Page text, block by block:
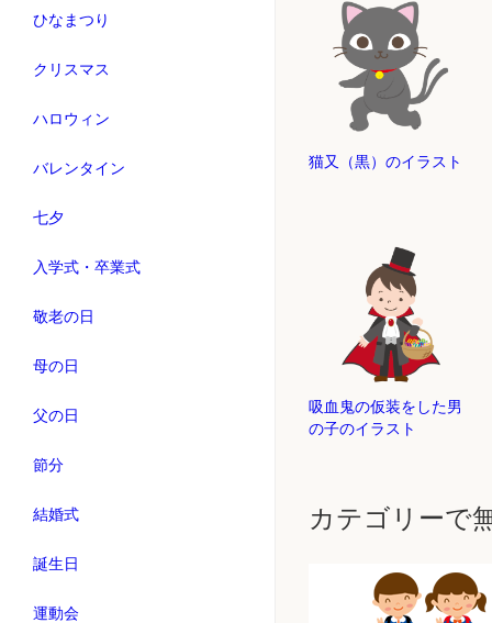
ひなまつり
クリスマス
ハロウィン
バレンタイン
七夕
入学式・卒業式
敬老の日
母の日
父の日
節分
結婚式
誕生日
運動会
猫又（黒）のイラスト
吸血鬼の仮装をした男
の子のイラスト
カテゴリーで